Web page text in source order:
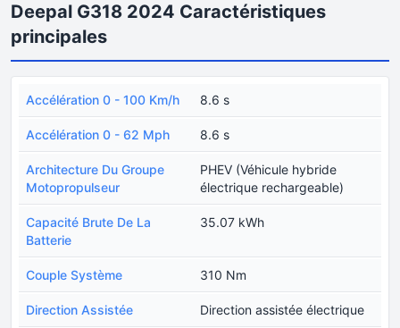
Deepal G318 2024 Caractéristiques
principales
Accélération 0 - 100 Km/h 8.6 s
Accélération 0 - 62 Mph 8.6 s
Architecture Du Groupe
Motopropulseur
PHEV (Véhicule hybride
électrique rechargeable)
Capacité Brute De La
Batterie
35.07 kWh
Couple Système 310 Nm
Direction Assistée Direction assistée électrique